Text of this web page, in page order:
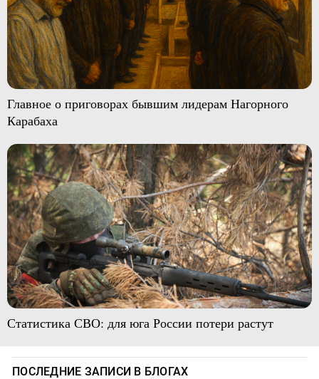
Главное о приговорах бывшим лидерам Нагорного
Карабаха
Статистика СВО: для юга России потери растут
ПОСЛЕДНИЕ ЗАПИСИ В БЛОГАХ